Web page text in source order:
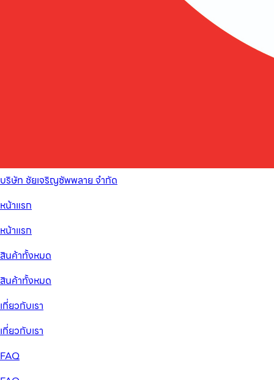
บริษัท ชัยเจริญซัพพลาย จำกัด
หน้าแรก
หน้าแรก
สินค้าทั้งหมด
สินค้าทั้งหมด
เกี่ยวกับเรา
เกี่ยวกับเรา
FAQ